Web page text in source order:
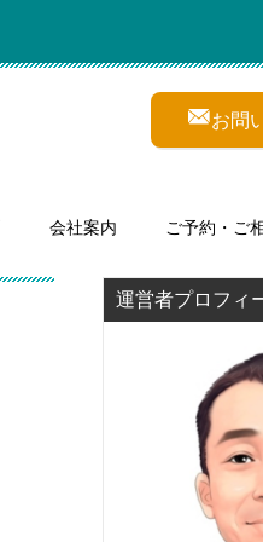
お問
会社案内 ご予約・ご
運営者プロフィ